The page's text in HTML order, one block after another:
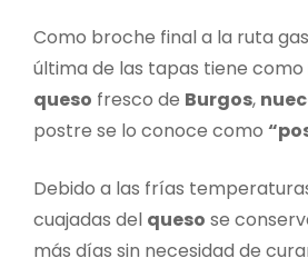
Como broche final a la ruta
última de las tapas tiene
queso fresco de Burgos,
postre se lo conoce como
Debido a las frías
cuajadas del queso se
más días sin necesidad de